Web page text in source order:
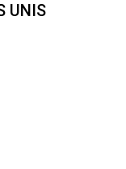
UNIS